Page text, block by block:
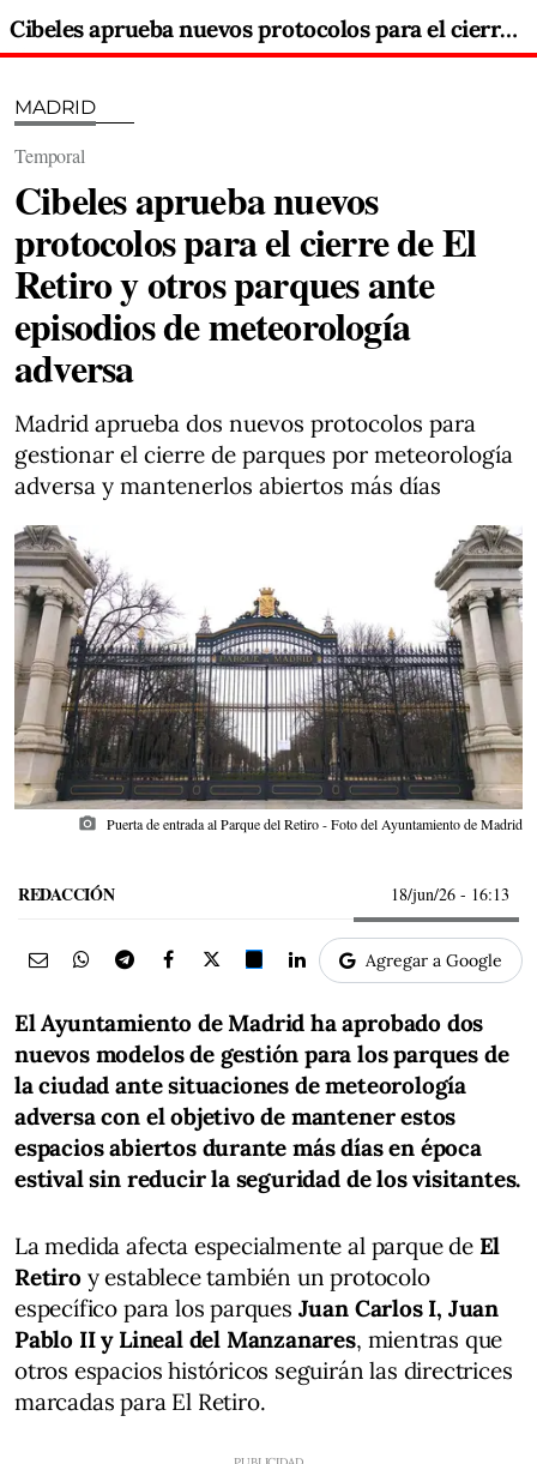
Cibeles aprueba nuevos protocolos para el cierre de El Retiro y otros parques ante episodios de meteorología adversa
MADRID
Temporal
Cibeles aprueba nuevos
protocolos para el cierre de El
Retiro y otros parques ante
episodios de meteorología
adversa
Madrid aprueba dos nuevos protocolos para
gestionar el cierre de parques por meteorología
adversa y mantenerlos abiertos más días
photo_camera Puerta de entrada al Parque del Retiro - Foto del Ayuntamiento de Madrid
REDACCIÓN 18/jun/26 - 16:13
Agregar a Google
El Ayuntamiento de Madrid ha aprobado dos
nuevos modelos de gestión para los parques de
la ciudad ante situaciones de meteorología
adversa con el objetivo de mantener estos
espacios abiertos durante más días en época
estival sin reducir la seguridad de los visitantes.
La medida afecta especialmente al parque de El
Retiroy establece también un protocolo
específico para los parques Juan Carlos I, Juan
Pablo II y Lineal del Manzanares, mientras que
otros espacios históricos seguirán las directrices
marcadas para El Retiro.